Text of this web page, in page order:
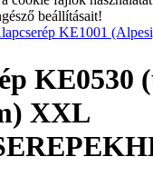
beállításait!
KE1001
KE0530
XXL